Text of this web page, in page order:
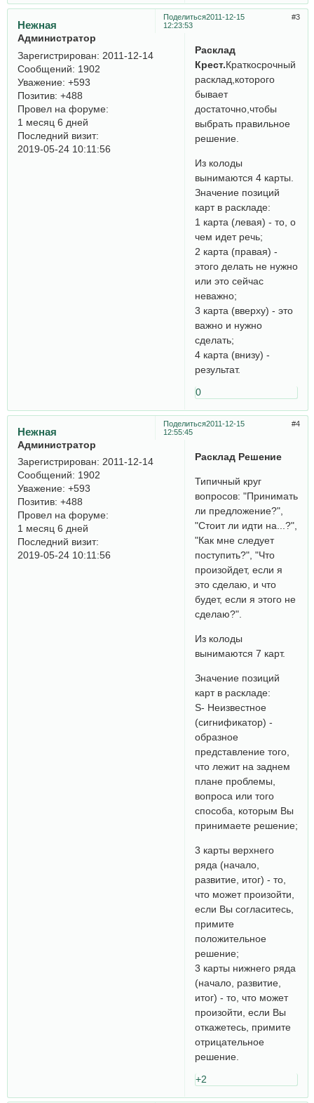
Поделиться 3
2011-12-15
12:23:53
Нежная
Администратор
Зарегистрирован: 2011-12-14
Сообщений: 1902
Уважение: +593
Позитив: +488
Провел на форуме:
1 месяц 6 дней
Последний визит:
2019-05-24 10:11:56
Расклад
Крест.Краткосрочный
расклад,которого
бывает
достаточно,чтобы
выбрать правильное
решение.
Из колоды
вынимаются 4 карты.
Значение позиций
карт в раскладе:
1 карта (левая) - то, о
чем идет речь;
2 карта (правая) -
этого делать не нужно
или это сейчас
неважно;
3 карта (вверху) - это
важно и нужно
сделать;
4 карта (внизу) -
результат.
0
Поделиться 4
2011-12-15
12:55:45
Нежная
Администратор
Зарегистрирован: 2011-12-14
Сообщений: 1902
Уважение: +593
Позитив: +488
Провел на форуме:
1 месяц 6 дней
Последний визит:
2019-05-24 10:11:56
Расклад Решение
Типичный круг
вопросов: "Принимать
ли предложение?",
"Стоит ли идти на...?",
"Как мне следует
поступить?", "Что
произойдет, если я
это сделаю, и что
будет, если я этого не
сделаю?".
Из колоды
вынимаются 7 карт.
Значение позиций
карт в раскладе:
S- Неизвестное
(сигнификатор) -
образное
представление того,
что лежит на заднем
плане проблемы,
вопроса или того
способа, которым Вы
принимаете решение;
3 карты верхнего
ряда (начало,
развитие, итог) - то,
что может произойти,
если Вы согласитесь,
примите
положительное
решение;
3 карты нижнего ряда
(начало, развитие,
итог) - то, что может
произойти, если Вы
откажетесь, примите
отрицательное
решение.
+2